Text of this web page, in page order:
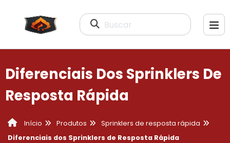
Buscar
Diferenciais Dos Sprinklers De
Resposta Rápida
Início Produtos
Sprinklers de resposta rápida
Diferenciais dos Sprinklers de Resposta Rápida